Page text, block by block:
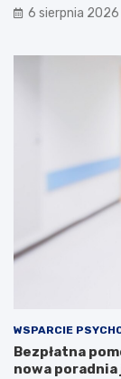
6 sierpnia 2026
WSPARCIE
Bezpłatna
nowa